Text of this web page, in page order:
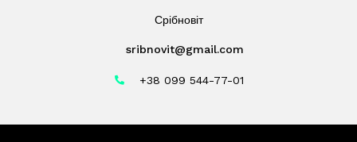
Срібновіт
sribnovit@gmail.com
+38 099 544-77-01